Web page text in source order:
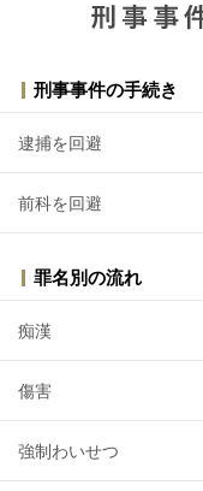
刑事事件の手続き
逮捕を回避
前科を回避
罪名別の流れ
痴漢
傷害
強制わいせつ